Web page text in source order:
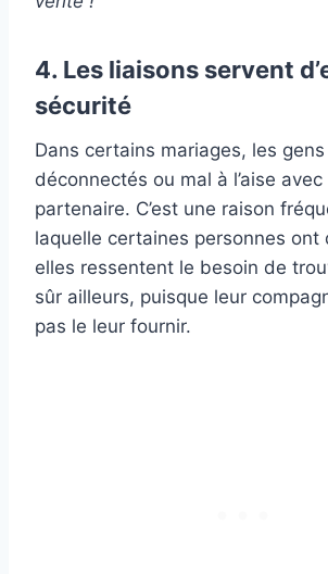
4. Les liaisons servent
sécurité
Dans certains mariages, les
déconnectés ou mal à l’aise avec
partenaire. C’est une raison
laquelle certaines personnes ont
elles ressentent le besoin de
sûr ailleurs, puisque leur
pas le leur fournir.